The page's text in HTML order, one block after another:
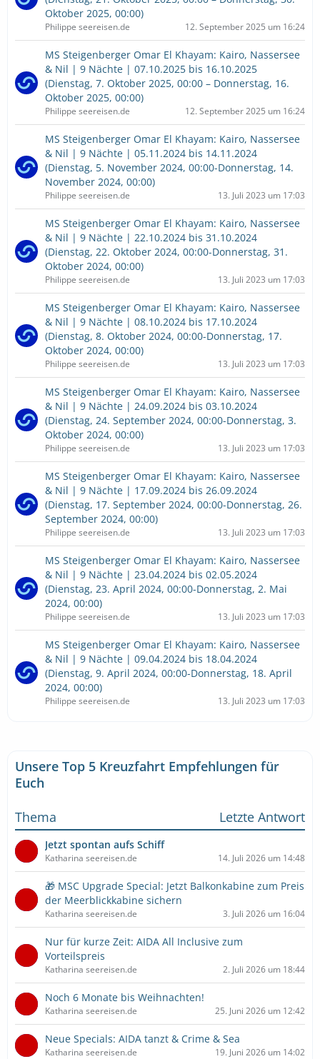
Oktober 2025, 00:00)
Philippe seereisen.de 12. September 2025 um 16:24
MS Steigenberger Omar El Khayam: Kairo, Nassersee
& Nil | 9 Nächte | 07.10.2025 bis 16.10.2025
(Dienstag, 7. Oktober 2025, 00:00 – Donnerstag, 16.
Oktober 2025, 00:00)
Philippe seereisen.de 12. September 2025 um 16:24
MS Steigenberger Omar El Khayam: Kairo, Nassersee
& Nil | 9 Nächte | 05.11.2024 bis 14.11.2024
(Dienstag, 5. November 2024, 00:00-Donnerstag, 14.
November 2024, 00:00)
Philippe seereisen.de 13. Juli 2023 um 17:03
MS Steigenberger Omar El Khayam: Kairo, Nassersee
& Nil | 9 Nächte | 22.10.2024 bis 31.10.2024
(Dienstag, 22. Oktober 2024, 00:00-Donnerstag, 31.
Oktober 2024, 00:00)
Philippe seereisen.de 13. Juli 2023 um 17:03
MS Steigenberger Omar El Khayam: Kairo, Nassersee
& Nil | 9 Nächte | 08.10.2024 bis 17.10.2024
(Dienstag, 8. Oktober 2024, 00:00-Donnerstag, 17.
Oktober 2024, 00:00)
Philippe seereisen.de 13. Juli 2023 um 17:03
MS Steigenberger Omar El Khayam: Kairo, Nassersee
& Nil | 9 Nächte | 24.09.2024 bis 03.10.2024
(Dienstag, 24. September 2024, 00:00-Donnerstag, 3.
Oktober 2024, 00:00)
Philippe seereisen.de 13. Juli 2023 um 17:03
MS Steigenberger Omar El Khayam: Kairo, Nassersee
& Nil | 9 Nächte | 17.09.2024 bis 26.09.2024
(Dienstag, 17. September 2024, 00:00-Donnerstag, 26.
September 2024, 00:00)
Philippe seereisen.de 13. Juli 2023 um 17:03
MS Steigenberger Omar El Khayam: Kairo, Nassersee
& Nil | 9 Nächte | 23.04.2024 bis 02.05.2024
(Dienstag, 23. April 2024, 00:00-Donnerstag, 2. Mai
2024, 00:00)
Philippe seereisen.de 13. Juli 2023 um 17:03
MS Steigenberger Omar El Khayam: Kairo, Nassersee
& Nil | 9 Nächte | 09.04.2024 bis 18.04.2024
(Dienstag, 9. April 2024, 00:00-Donnerstag, 18. April
2024, 00:00)
Philippe seereisen.de 13. Juli 2023 um 17:03
Unsere Top 5 Kreuzfahrt Empfehlungen für
Euch
Thema
Letzte Antwort
Jetzt spontan aufs Schiff
Katharina seereisen.de 14. Juli 2026 um 14:48
🎁 MSC Upgrade Special: Jetzt Balkonkabine zum Preis
der Meerblickkabine sichern
Katharina seereisen.de 3. Juli 2026 um 16:04
Nur für kurze Zeit: AIDA All Inclusive zum
Vorteilspreis
Katharina seereisen.de 2. Juli 2026 um 18:44
Noch 6 Monate bis Weihnachten!
Katharina seereisen.de 25. Juni 2026 um 12:42
Neue Specials: AIDA tanzt & Crime & Sea
Katharina seereisen.de 19. Juni 2026 um 14:02